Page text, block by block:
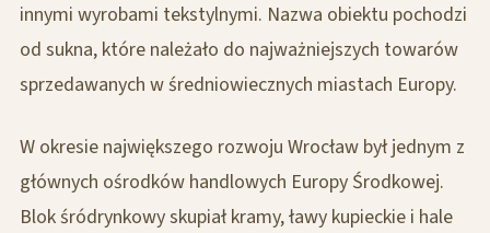
innymi wyrobami tekstylnymi. Nazwa obiektu pochodzi
od sukna, które należało do najważniejszych towarów
sprzedawanych w średniowiecznych miastach Europy.
W okresie największego rozwoju Wrocław był jednym z
głównych ośrodków handlowych Europy Środkowej.
Blok śródrynkowy skupiał kramy, ławy kupieckie i hale